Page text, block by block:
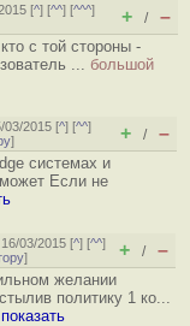
[^] [^^] [^^^]
+ / –
с той стороны -
... большой
03/2015 [^] [^^]
] + / –
системах и
Если не
03/2015 [^] [^^]
] + / –
желании
политику 1 ко...
показать